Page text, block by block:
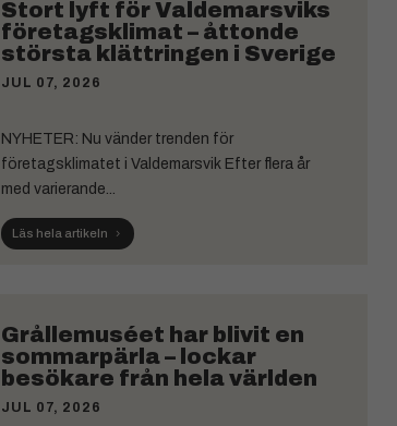
Stort lyft för Valdemarsviks
företagsklimat – åttonde
största klättringen i Sverige
JUL 07, 2026
NYHETER: Nu vänder trenden för
företagsklimatet i Valdemarsvik Efter flera år
med varierande...
Läs hela artikeln
Grållemuséet har blivit en
sommarpärla – lockar
besökare från hela världen
JUL 07, 2026